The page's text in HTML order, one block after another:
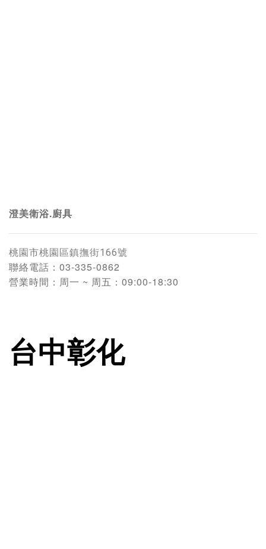
澄美衛浴.廚具
桃園市桃園區鎮撫街166號
聯絡電話： 03-335-0862
營業時間： 周一 ~ 周五：09:00-18:30
台中彰化